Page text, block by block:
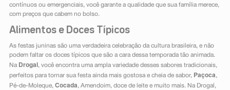
contínuos ou emergenciais, você garante a qualidade que sua família merece,
com preços que cabem no bolso.
Alimentos e Doces Típicos
As festas juninas são uma verdadeira celebração da cultura brasileira, e não
podem faltar os doces típicos que são a cara dessa temporada tão animada.
Na Drogal, você encontra uma ampla variedade desses sabores tradicionais,
perfeitos para tornar sua festa ainda mais gostosa e cheia de sabor, Paçoca,
Pé-de-Moleque, Cocada, Amendoim, doce de leite e muito mais. Na Drogal,